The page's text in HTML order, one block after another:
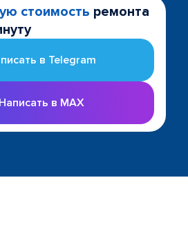
стоимость ремонта
в Telegram
Написать в MAX